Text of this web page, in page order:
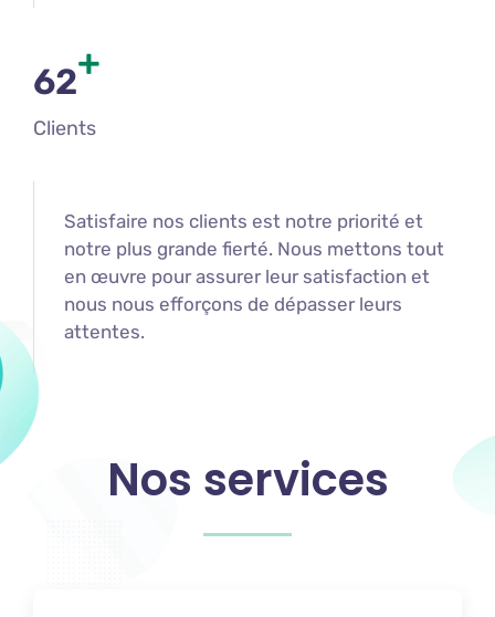
62+
Clients
Satisfaire nos clients est notre priorité et
notre plus grande fierté. Nous mettons tout
en œuvre pour assurer leur satisfaction et
nous nous efforçons de dépasser leurs
attentes.
Nos services